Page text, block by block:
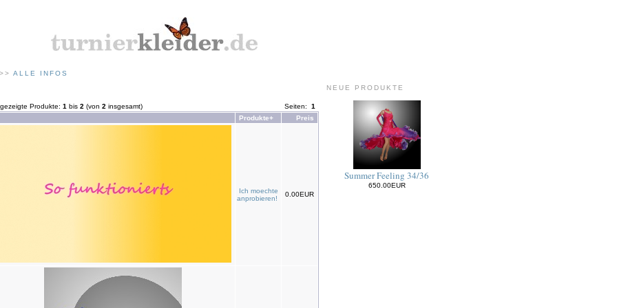
ALLE INFOS
Produkte: 1 bis 2 (von 2 insgesamt) Seiten: 1
Produkte+
Preis
Ich moechte
anprobieren!
0.00EUR
NEUE PRODUKTE
Summer Feeling 34/36
650.00EUR